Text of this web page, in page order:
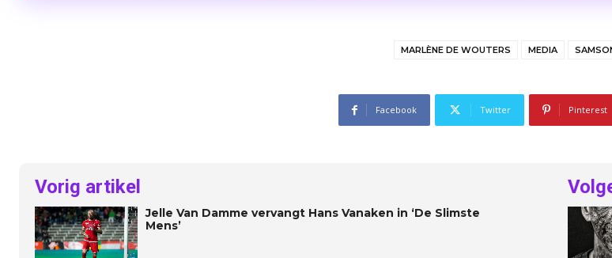
MARLÈNE DE WOUTERS MEDIA
Facebook Twitter Pinterest
Vorig artikel
Jelle Van Damme vervangt Hans Vanaken in ‘De Slimste
Mens’